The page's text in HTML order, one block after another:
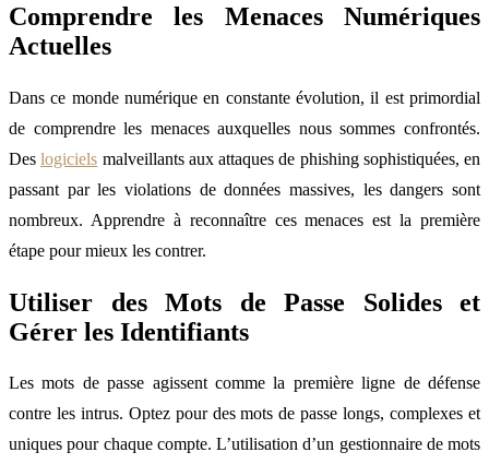
Comprendre les Menaces Numériques
Actuelles
Dans ce monde numérique en constante évolution, il est primordial
de comprendre les menaces auxquelles nous sommes confrontés.
Deslogiciels malveillants aux attaques de phishing sophistiquées, en
passant par les violations de données massives, les dangers sont
nombreux. Apprendre à reconnaître ces menaces est la première
étape pour mieux les contrer.
Utiliser des Mots de Passe Solides et
Gérer les Identifiants
Les mots de passe agissent comme la première ligne de défense
contre les intrus. Optez pour des mots de passe longs, complexes et
uniques pour chaque compte. L’utilisation d’un gestionnaire de mots